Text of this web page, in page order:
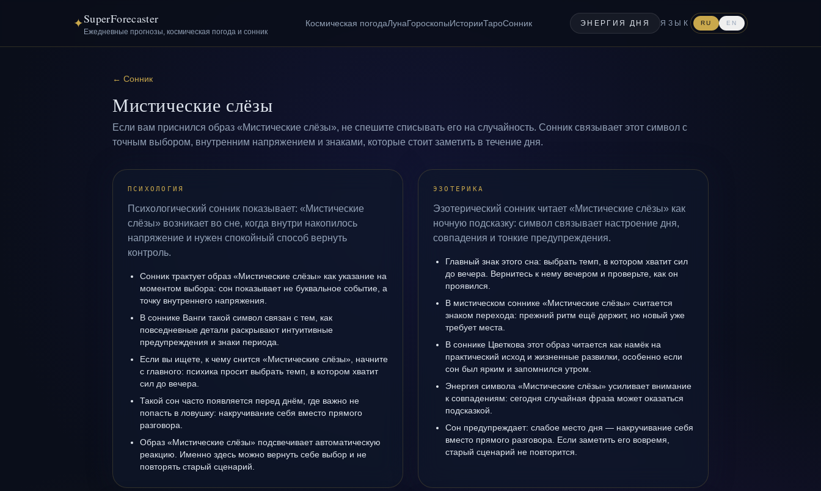
✦SuperForecaster
Ежедневные прогнозы, космическая погода и сонник
Космическая погодаЛунаГороскопыИсторииТароСонник ЭНЕРГИЯ ДНЯ ЯЗЫК RU EN
← Сонник
Мистические слёзы
Если вам приснился образ «Мистические слёзы», не спешите списывать его на случайность. Сонник связывает этот символ с
точным выбором, внутренним напряжением и знаками, которые стоит заметить в течение дня.
ПСИХОЛОГИЯ
Психологический сонник показывает: «Мистические
слёзы» возникает во сне, когда внутри накопилось
напряжение и нужен спокойный способ вернуть
контроль.
Сонник трактует образ «Мистические слёзы» как указание на
моментом выбора: сон показывает не буквальное событие, а
точку внутреннего напряжения.
В соннике Ванги такой символ связан с тем, как
повседневные детали раскрывают интуитивные
предупреждения и знаки периода.
Если вы ищете, к чему снится «Мистические слёзы», начните
с главного: психика просит выбрать темп, в котором хватит
сил до вечера.
Такой сон часто появляется перед днём, где важно не
попасть в ловушку: накручивание себя вместо прямого
разговора.
Образ «Мистические слёзы» подсвечивает автоматическую
реакцию. Именно здесь можно вернуть себе выбор и не
повторять старый сценарий.
ЭЗОТЕРИКА
Эзотерический сонник читает «Мистические слёзы» как
ночную подсказку: символ связывает настроение дня,
совпадения и тонкие предупреждения.
Главный знак этого сна: выбрать темп, в котором хватит сил
до вечера. Вернитесь к нему вечером и проверьте, как он
проявился.
В мистическом соннике «Мистические слёзы» считается
знаком перехода: прежний ритм ещё держит, но новый уже
требует места.
В соннике Цветкова этот образ читается как намёк на
практический исход и жизненные развилки, особенно если
сон был ярким и запомнился утром.
Энергия символа «Мистические слёзы» усиливает внимание
к совпадениям: сегодня случайная фраза может оказаться
подсказкой.
Сон предупреждает: слабое место дня — накручивание себя
вместо прямого разговора. Если заметить его вовремя,
старый сценарий не повторится.